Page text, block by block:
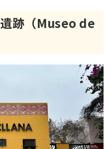
跡（Museo de